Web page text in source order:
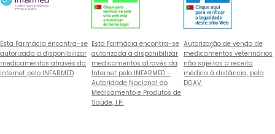
Esta Farmácia encontra-se
autorizada a disponibilizar
medicamentos através da
Internet pelo INFARMED
Esta Farmácia encontra-se
autorizada a disponibilizar
medicamentos através da
Internet pelo INFARMED -
Autoridade Nacional do
Medicamento e Produtos de
Saúde, I.P.
Autorização de venda de
medicamentos veterinários
não sujeitos a receita
médica à distância, pela
DGAV.